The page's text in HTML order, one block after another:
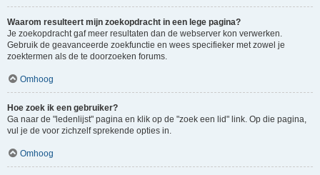
Waarom resulteert mijn zoekopdracht in een lege pagina?
Je zoekopdracht gaf meer resultaten dan de webserver kon verwerken.
Gebruik de geavanceerde zoekfunctie en wees specifieker met zowel je
zoektermen als de te doorzoeken forums.
Omhoog
Hoe zoek ik een gebruiker?
Ga naar de "ledenlijst" pagina en klik op de "zoek een lid" link. Op die pagina,
vul je de voor zichzelf sprekende opties in.
Omhoog